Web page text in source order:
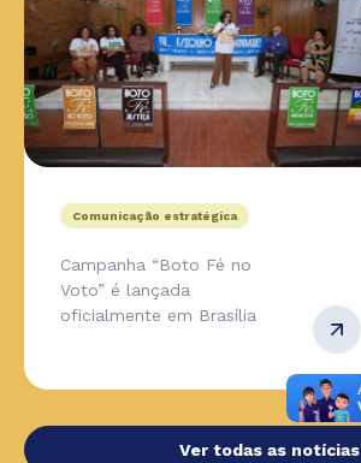
Comunicação estratégica
Campanha “Boto Fé no
Voto” é lançada
oficialmente em Brasília
Ver todas as notícias